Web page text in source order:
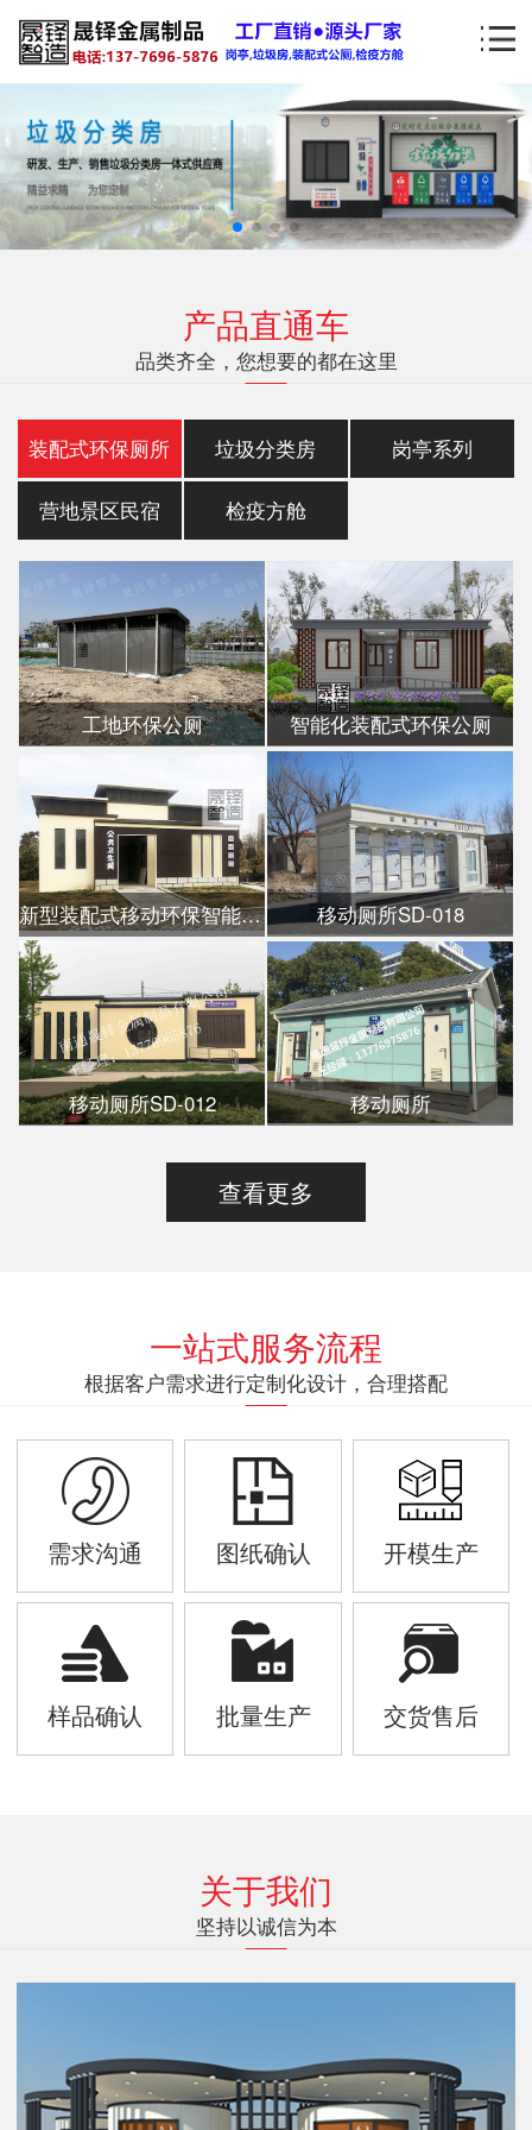
产品直通车
品类齐全，您想要的都在这里
装配式环保厕所 垃圾分类房 岗亭系列
营地景区民宿 检疫方舱
工地环保公厕 智能化装配式环保公厕
新型装配式移动环保智能公厕 移动厕所SD-018
移动厕所SD-012 移动厕所
查看更多
一站式服务流程
根据客户需求进行定制化设计，合理搭配
需求沟通 图纸确认 开模生产
样品确认 批量生产 交货售后
关于我们
坚持以诚信为本